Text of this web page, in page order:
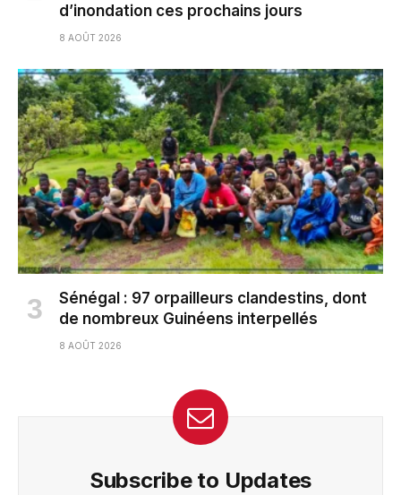
d’inondation ces prochains jours
8 AOÛT 2026
Sénégal : 97 orpailleurs clandestins, dont
de nombreux Guinéens interpellés
8 AOÛT 2026
Subscribe to Updates